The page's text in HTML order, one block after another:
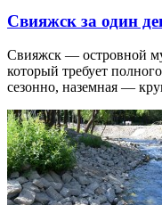
Свияжск за один
Свияжск — островной
который требует
сезонно, наземная —